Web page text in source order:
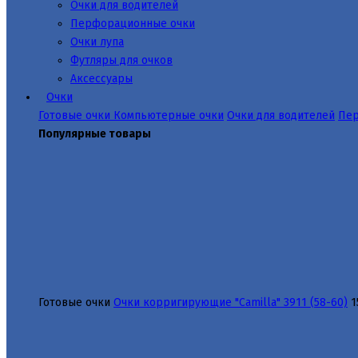
Очки для водителей
Перфорационные очки
Очки лупа
Футляры для очков
Аксессуары
Очки
Готовые очки Компьютерные очки Очки для водителей
Популярные товары
Готовые очки Очки корригирующие "Camilla" 3911 (58-60)